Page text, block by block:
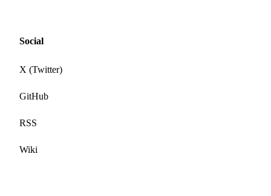
Social
X (Twitter)
GitHub
RSS
Wiki